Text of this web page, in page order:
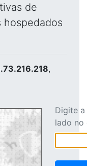
de
hospedados
,
Digite
lado no